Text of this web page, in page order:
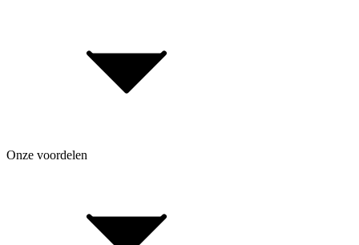
Cookie-instellingen
Over BikeExchange
Voor retailers & merken: B2B Informatie
Onze voordelen